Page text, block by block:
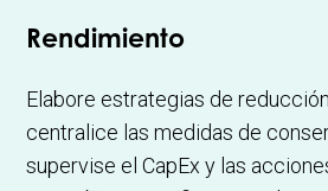
Rendimiento
Elabore estrategias de
centralice las medidas de
supervise el CapEx y las